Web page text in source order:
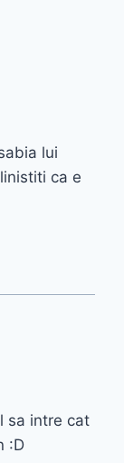
lui
ca e
sa intre cat
:D